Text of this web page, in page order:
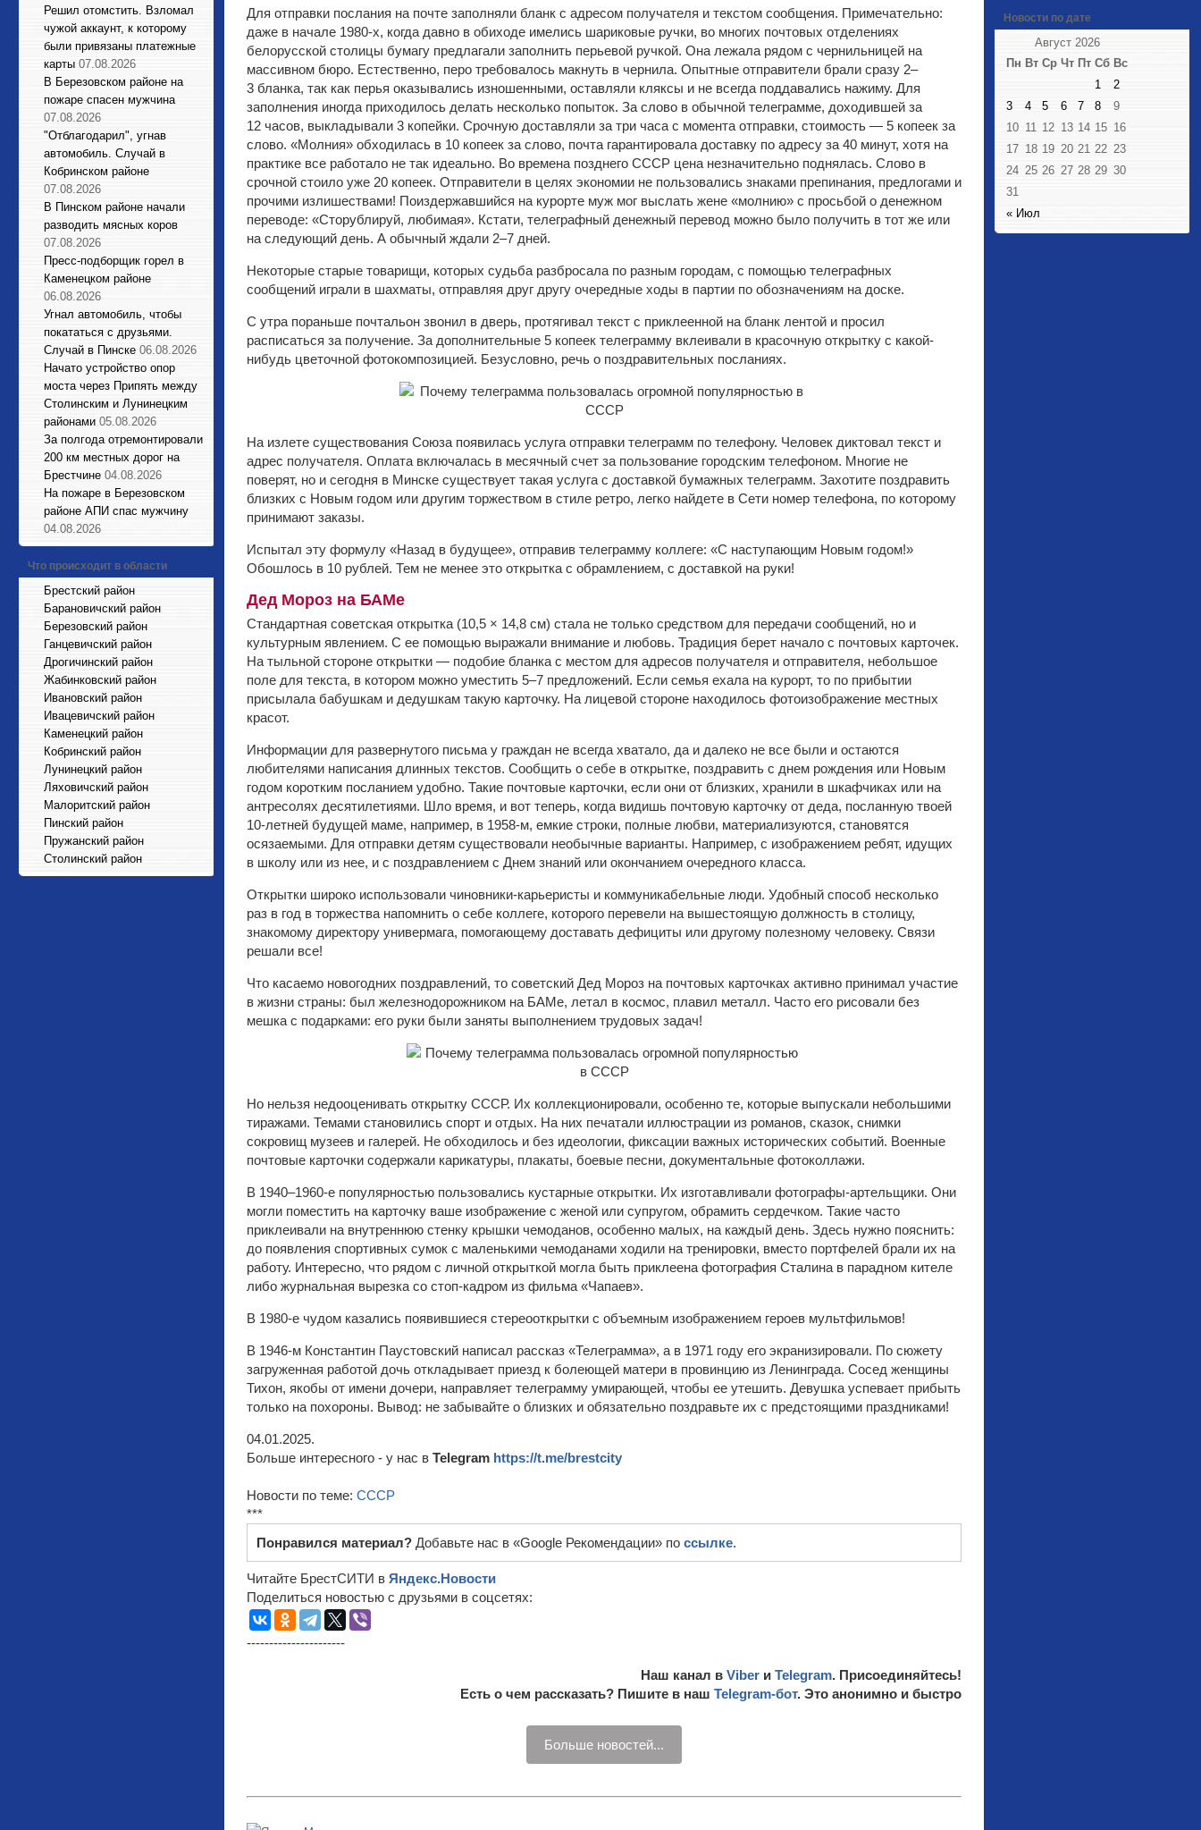
Решил отомстить. Взломал
чужой аккаунт, к которому
были привязаны платежные
карты 07.08.2026
В Березовском районе на
пожаре спасен мужчина
07.08.2026
"Отблагодарил", угнав
автомобиль. Случай в
Кобринском районе
07.08.2026
В Пинском районе начали
разводить мясных коров
07.08.2026
Пресс-подборщик горел в
Каменецком районе
06.08.2026
Угнал автомобиль, чтобы
покататься с друзьями.
Случай в Пинске 06.08.2026
Начато устройство опор
моста через Припять между
Столинским и Лунинецким
районами 05.08.2026
За полгода отремонтировали
200 км местных дорог на
Брестчине 04.08.2026
На пожаре в Березовском
районе АПИ спас мужчину
04.08.2026
Что происходит в области
Брестский район
Барановичский район
Березовский район
Ганцевичский район
Дрогичинский район
Жабинковский район
Ивановский район
Ивацевичский район
Каменецкий район
Кобринский район
Лунинецкий район
Ляховичский район
Малоритский район
Пинский район
Пружанский район
Столинский район
Для отправки послания на почте заполняли бланк с адресом получателя и текстом сообщения. Примечательно:
даже в начале 1980-х, когда давно в обиходе имелись шариковые ручки, во многих почтовых отделениях
белорусской столицы бумагу предлагали заполнить перьевой ручкой. Она лежала рядом с чернильницей на
массивном бюро. Естественно, перо требовалось макнуть в чернила. Опытные отправители брали сразу 2–
3 бланка, так как перья оказывались изношенными, оставляли кляксы и не всегда поддавались нажиму. Для
заполнения иногда приходилось делать несколько попыток. За слово в обычной телеграмме, доходившей за
12 часов, выкладывали 3 копейки. Срочную доставляли за три часа с момента отправки, стоимость — 5 копеек за
слово. «Молния» обходилась в 10 копеек за слово, почта гарантировала доставку по адресу за 40 минут, хотя на
практике все работало не так идеально. Во времена позднего СССР цена незначительно поднялась. Слово в
срочной стоило уже 20 копеек. Отправители в целях экономии не пользовались знаками препинания, предлогами и
прочими излишествами! Поиздержавшийся на курорте муж мог выслать жене «молнию» с просьбой о денежном
переводе: «Сторублируй, любимая». Кстати, телеграфный денежный перевод можно было получить в тот же или
на следующий день. А обычный ждали 2–7 дней.
Некоторые старые товарищи, которых судьба разбросала по разным городам, с помощью телеграфных
сообщений играли в шахматы, отправляя друг другу очередные ходы в партии по обозначениям на доске.
С утра пораньше почтальон звонил в дверь, протягивал текст с приклеенной на бланк лентой и просил
расписаться за получение. За дополнительные 5 копеек телеграмму вклеивали в красочную открытку с какой-
нибудь цветочной фотокомпозицией. Безусловно, речь о поздравительных посланиях.
На излете существования Союза появилась услуга отправки телеграмм по телефону. Человек диктовал текст и
адрес получателя. Оплата включалась в месячный счет за пользование городским телефоном. Многие не
поверят, но и сегодня в Минске существует такая услуга с доставкой бумажных телеграмм. Захотите поздравить
близких с Новым годом или другим торжеством в стиле ретро, легко найдете в Сети номер телефона, по которому
принимают заказы.
Испытал эту формулу «Назад в будущее», отправив телеграмму коллеге: «С наступающим Новым годом!»
Обошлось в 10 рублей. Тем не менее это открытка с обрамлением, с доставкой на руки!
Дед Мороз на БАМе
Стандартная советская открытка (10,5 × 14,8 см) стала не только средством для передачи сообщений, но и
культурным явлением. С ее помощью выражали внимание и любовь. Традиция берет начало с почтовых карточек.
На тыльной стороне открытки — подобие бланка с местом для адресов получателя и отправителя, небольшое
поле для текста, в котором можно уместить 5–7 предложений. Если семья ехала на курорт, то по прибытии
присылала бабушкам и дедушкам такую карточку. На лицевой стороне находилось фотоизображение местных
красот.
Информации для развернутого письма у граждан не всегда хватало, да и далеко не все были и остаются
любителями написания длинных текстов. Сообщить о себе в открытке, поздравить с днем рождения или Новым
годом коротким посланием удобно. Такие почтовые карточки, если они от близких, хранили в шкафчиках или на
антресолях десятилетиями. Шло время, и вот теперь, когда видишь почтовую карточку от деда, посланную твоей
10-летней будущей маме, например, в 1958-м, емкие строки, полные любви, материализуются, становятся
осязаемыми. Для отправки детям существовали необычные варианты. Например, с изображением ребят, идущих
в школу или из нее, и с поздравлением с Днем знаний или окончанием очередного класса.
Открытки широко использовали чиновники-карьеристы и коммуникабельные люди. Удобный способ несколько
раз в год в торжества напомнить о себе коллеге, которого перевели на вышестоящую должность в столицу,
знакомому директору универмага, помогающему доставать дефициты или другому полезному человеку. Связи
решали все!
Что касаемо новогодних поздравлений, то советский Дед Мороз на почтовых карточках активно принимал участие
в жизни страны: был железнодорожником на БАМе, летал в космос, плавил металл. Часто его рисовали без
мешка с подарками: его руки были заняты выполнением трудовых задач!
Но нельзя недооценивать открытку СССР. Их коллекционировали, особенно те, которые выпускали небольшими
тиражами. Темами становились спорт и отдых. На них печатали иллюстрации из романов, сказок, снимки
сокровищ музеев и галерей. Не обходилось и без идеологии, фиксации важных исторических событий. Военные
почтовые карточки содержали карикатуры, плакаты, боевые песни, документальные фотоколлажи.
В 1940–1960-е популярностью пользовались кустарные открытки. Их изготавливали фотографы-артельщики. Они
могли поместить на карточку ваше изображение с женой или супругом, обрамить сердечком. Такие часто
приклеивали на внутреннюю стенку крышки чемоданов, особенно малых, на каждый день. Здесь нужно пояснить:
до появления спортивных сумок с маленькими чемоданами ходили на тренировки, вместо портфелей брали их на
работу. Интересно, что рядом с личной открыткой могла быть приклеена фотография Сталина в парадном кителе
либо журнальная вырезка со стоп-кадром из фильма «Чапаев».
В 1980-е чудом казались появившиеся стереооткрытки с объемным изображением героев мультфильмов!
В 1946-м Константин Паустовский написал рассказ «Телеграмма», а в 1971 году его экранизировали. По сюжету
загруженная работой дочь откладывает приезд к болеющей матери в провинцию из Ленинграда. Сосед женщины
Тихон, якобы от имени дочери, направляет телеграмму умирающей, чтобы ее утешить. Девушка успевает прибыть
только на похороны. Вывод: не забывайте о близких и обязательно поздравьте их с предстоящими праздниками!
04.01.2025.
Больше интересного - у нас в Telegram https://t.me/brestcity
Новости по теме: СССР
***
Понравился материал? Добавьте нас в «Google Рекомендации» по ссылке.
Читайте БрестСИТИ в Яндекс.Новости
Поделиться новостью с друзьями в соцсетях:
----------------------
Наш канал в Viber и Telegram. Присоединяйтесь!
Есть о чем рассказать? Пишите в наш Telegram-бот. Это анонимно и быстро
Больше новостей...
Новости по дате
Август 2026
Пн Вт Ср Чт Пт Сб Вс
« Июл
1
2
3
4 5 6 7 8
9
10 11 12 13 14 15 16
17 18 19 20 21 22 23
24 25 26 27 28 29 30
31